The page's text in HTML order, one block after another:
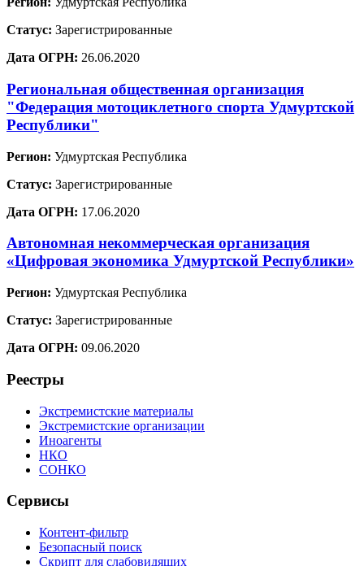
Статус: Зарегистрированные
Дата ОГРН: 26.06.2020
Региональная общественная организация
"Федерация мотоциклетного спорта Удмуртской
Республики"
Регион: Удмуртская Республика
Статус: Зарегистрированные
Дата ОГРН: 17.06.2020
Автономная некоммерческая организация
«Цифровая экономика Удмуртской Республики»
Регион: Удмуртская Республика
Статус: Зарегистрированные
Дата ОГРН: 09.06.2020
Реестры
Экстремистские материалы
Экстремистские организации
Иноагенты
НКО
СОНКО
Сервисы
Контент-фильтр
Безопасный поиск
Скрипт для слабовидящих